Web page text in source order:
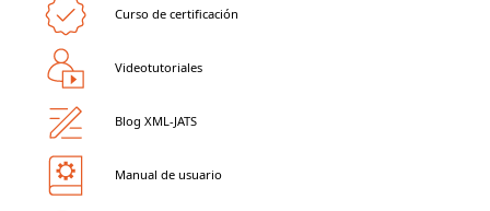
Curso de certificación
Videotutoriales
Blog XML-JATS
Manual de usuario